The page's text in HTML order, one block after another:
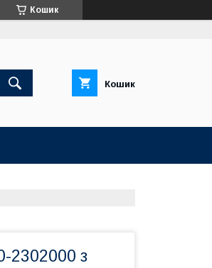
Кошик
Кошик
2302000 з